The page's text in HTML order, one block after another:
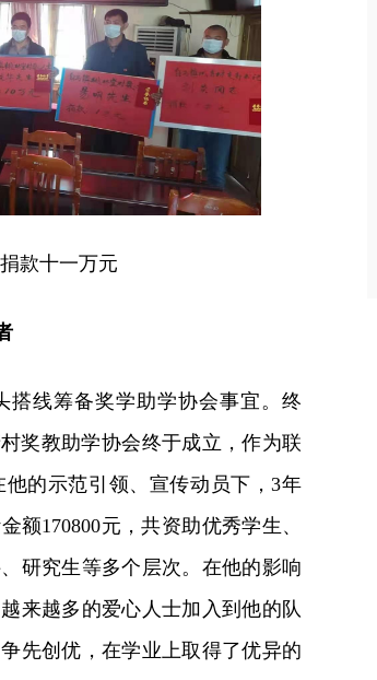
款十一万元
搭线筹备奖学助学协会事宜。终
奖教助学协会终于成立，作为联
的示范引领、宣传动员下，3年
额170800元，共资助优秀学生、
研究生等多个层次。在他的影响
来越多的爱心人士加入到他的队
先创优，在学业上取得了优异的